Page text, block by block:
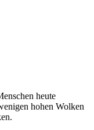
heute
hohen Wolken